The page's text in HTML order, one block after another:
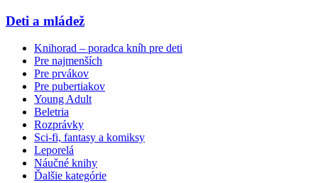
Deti a mládež
Knihorad – poradca kníh pre deti
Pre najmenších
Pre prvákov
Pre pubertiakov
Young Adult
Beletria
Rozprávky
Sci-fi, fantasy a komiksy
Leporelá
Náučné knihy
Ďalšie kategórie